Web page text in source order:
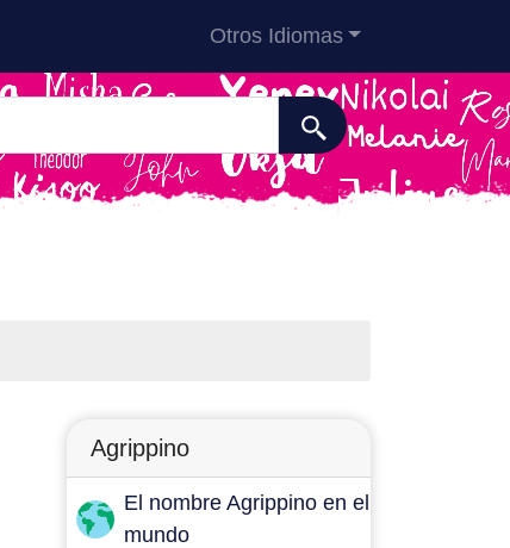
Otros Idiomas
Agrippino
El nombre Agrippino en el
mundo